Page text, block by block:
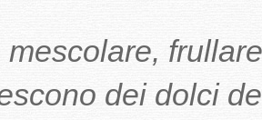
mescolare,
dei dolci